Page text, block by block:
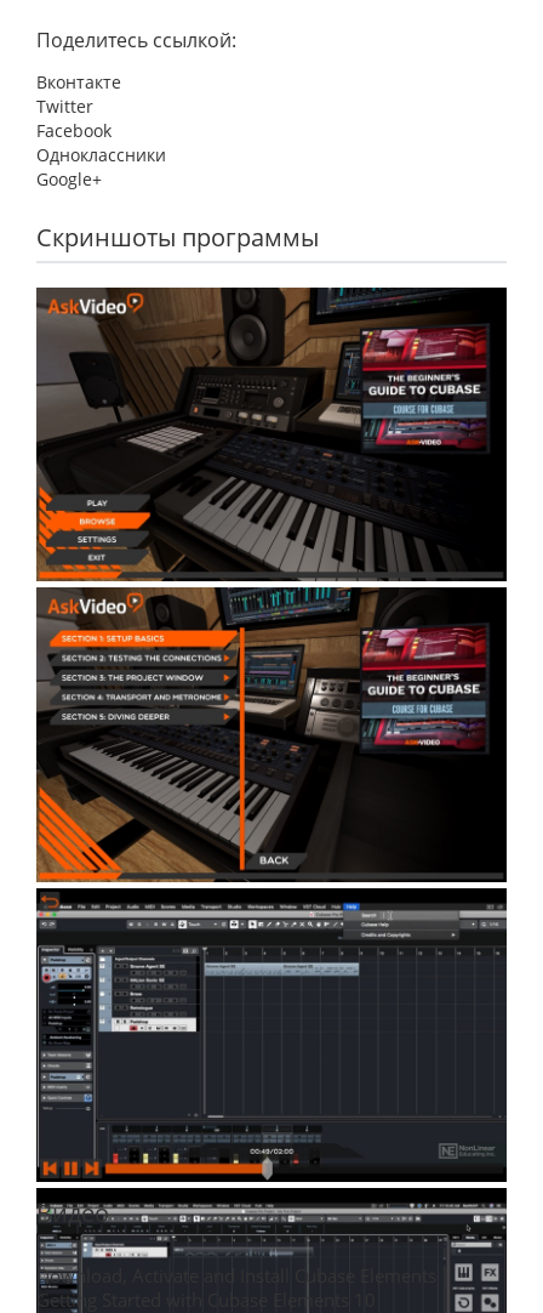
Поделитесь ссылкой:
Вконтакте
Twitter
Facebook
Одноклассники
Google+
Скриншоты программы
Видео
Download, Activate and Install Cubase Elements |
Getting Started with Cubase Elements 10